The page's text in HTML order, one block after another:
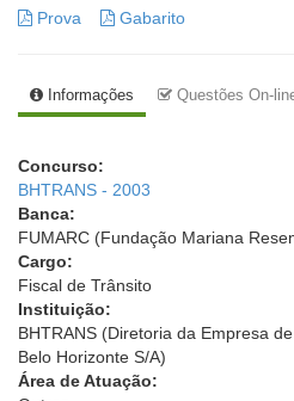
Prova Gabarito
Informações Questões On-
Concurso:
BHTRANS - 2003
Banca:
FUMARC (Fundação Mariana
Cargo:
Fiscal de Trânsito
Instituição:
BHTRANS (Diretoria da Empresa
Belo Horizonte S/A)
Área de Atuação: